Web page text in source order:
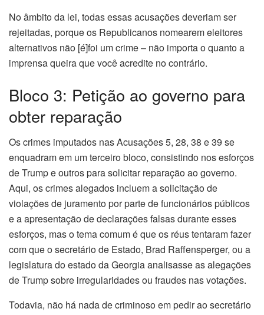
No âmbito da lei, todas essas acusações deveriam ser
rejeitadas, porque os Republicanos nomearem eleitores
alternativos não [é]foi um crime – não importa o quanto a
imprensa queira que você acredite no contrário.
Bloco 3: Petição ao governo para
obter reparação
Os crimes imputados nas Acusações 5, 28, 38 e 39 se
enquadram em um terceiro bloco, consistindo nos esforços
de Trump e outros para solicitar reparação ao governo.
Aqui, os crimes alegados incluem a solicitação de
violações de juramento por parte de funcionários públicos
e a apresentação de declarações falsas durante esses
esforços, mas o tema comum é que os réus tentaram fazer
com que o secretário de Estado, Brad Raffensperger, ou a
legislatura do estado da Georgia analisasse as alegações
de Trump sobre irregularidades ou fraudes nas votações.
Todavia, não há nada de criminoso em pedir ao secretário